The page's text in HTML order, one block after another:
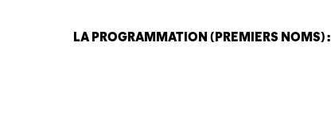
LA PROGRAMMATION (PREMIERS NOMS) :